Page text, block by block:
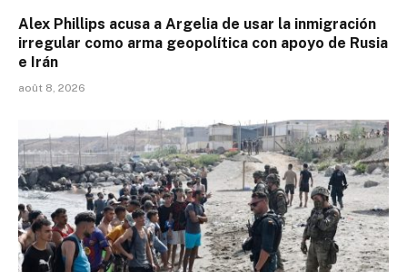
Alex Phillips acusa a Argelia de usar la inmigración
irregular como arma geopolítica con apoyo de Rusia
e Irán
août 8, 2026